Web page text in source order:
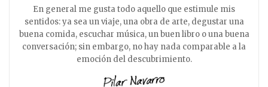
En general me gusta todo aquello que estimule mis
sentidos: ya sea un viaje, una obra de arte, degustar una
buena comida, escuchar música, un buen libro o una buena
conversación; sin embargo, no hay nada comparable a la
emoción del descubrimiento.